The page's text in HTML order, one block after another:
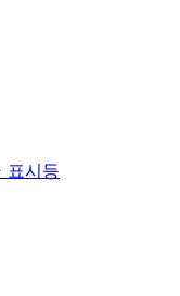
표시등